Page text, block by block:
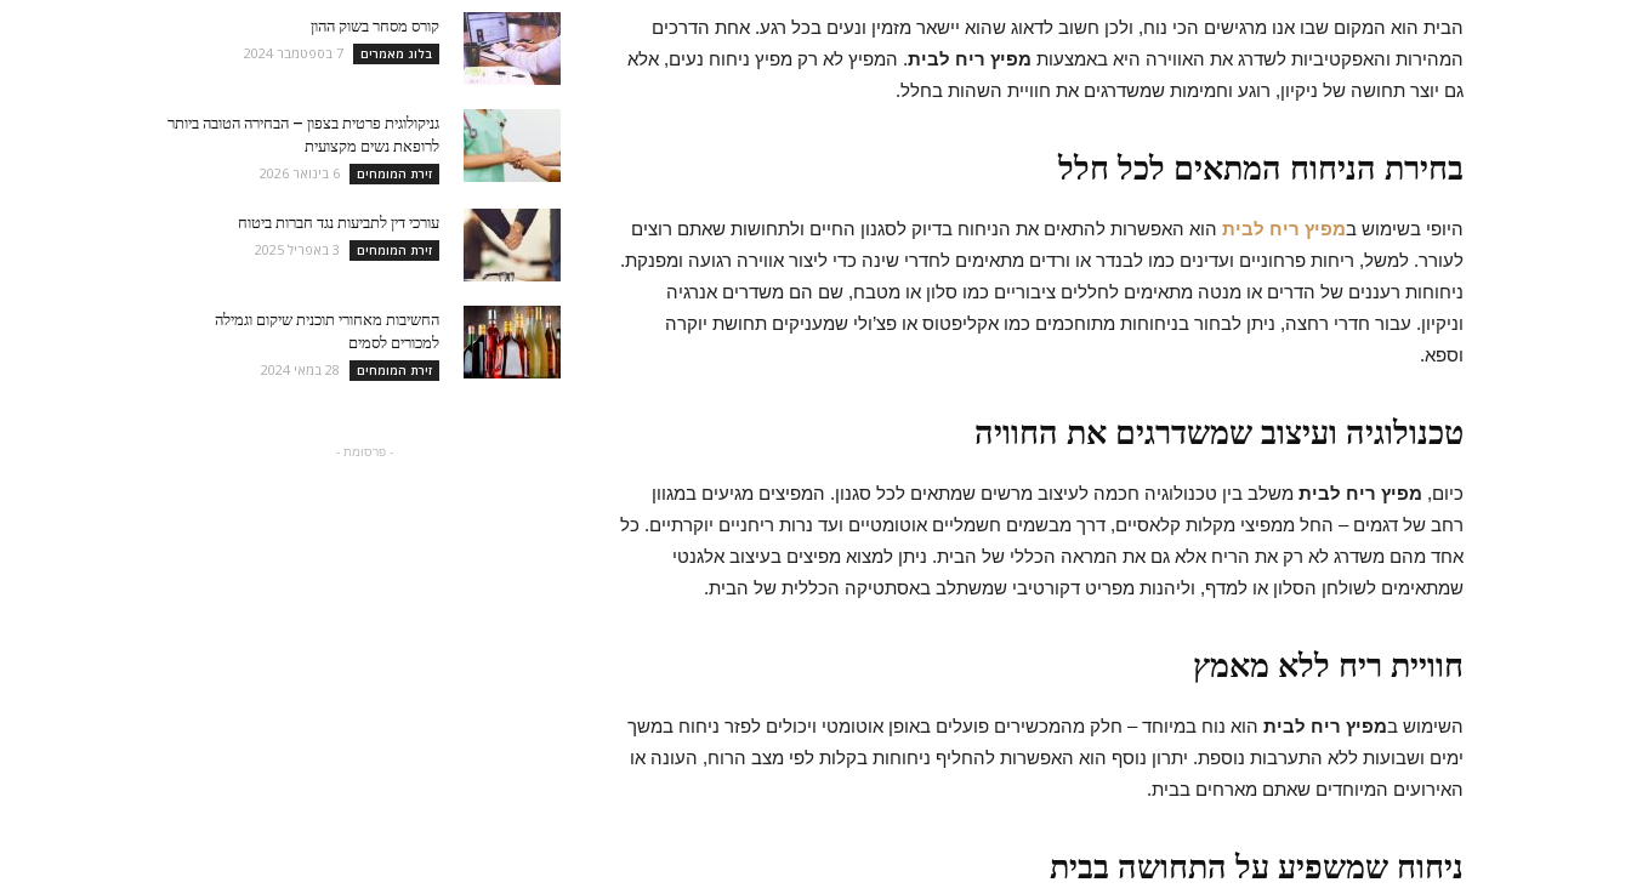
הבית הוא המקום שבו אנו מרגישים הכי נוח, ולכן חשוב לדאוג שהוא יישאר מזמין ונעים בכל רגע. אחת הדרכים
המהירות והאפקטיביות לשדרג את האווירה היא באמצעות מפיץ ריח לבית. המפיץ לא רק מפיץ ניחוח נעים, אלא
גם יוצר תחושה של ניקיון, רוגע וחמימות שמשדרגים את חוויית השהות בחלל.
בחירת הניחוח המתאים לכל חלל
היופי בשימוש במפיץ ריח לבית הוא האפשרות להתאים את הניחוח בדיוק לסגנון החיים ולתחושות שאתם רוצים
לעורר. למשל, ריחות פרחוניים ועדינים כמו לבנדר או ורדים מתאימים לחדרי שינה כדי ליצור אווירה רגועה ומפנקת.
ניחוחות רעננים של הדרים או מנטה מתאימים לחללים ציבוריים כמו סלון או מטבח, שם הם משדרים אנרגיה
וניקיון. עבור חדרי רחצה, ניתן לבחור בניחוחות מתוחכמים כמו אקליפטוס או פצ’ולי שמעניקים תחושת יוקרה
וספא.
טכנולוגיה ועיצוב שמשדרגים את החוויה
כיום, מפיץ ריח לבית משלב בין טכנולוגיה חכמה לעיצוב מרשים שמתאים לכל סגנון. המפיצים מגיעים במגוון
רחב של דגמים – החל ממפיצי מקלות קלאסיים, דרך מבשמים חשמליים אוטומטיים ועד נרות ריחניים יוקרתיים. כל
אחד מהם משדרג לא רק את הריח אלא גם את המראה הכללי של הבית. ניתן למצוא מפיצים בעיצוב אלגנטי
שמתאימים לשולחן הסלון או למדף, וליהנות מפריט דקורטיבי שמשתלב באסתטיקה הכללית של הבית.
חוויית ריח ללא מאמץ
השימוש במפיץ ריח לבית הוא נוח במיוחד – חלק מהמכשירים פועלים באופן אוטומטי ויכולים לפזר ניחוח במשך
ימים ושבועות ללא התערבות נוספת. יתרון נוסף הוא האפשרות להחליף ניחוחות בקלות לפי מצב הרוח, העונה או
האירועים המיוחדים שאתם מארחים בבית.
ניחוח שמשפיע על התחושה בבית
קורס מסחר בשוק ההון
בלוג מאמרים 7 בספטמבר 2024
גניקולוגית פרטית בצפון – הבחירה הטובה ביותר
לרופאת נשים מקצועית
זירת המומחים 6 בינואר 2026
עורכי דין לתביעות נגד חברות ביטוח
זירת המומחים 3 באפריל 2025
החשיבות מאחורי תוכנית שיקום וגמילה
למכורים לסמים
זירת המומחים 28 במאי 2024
- פרסומת -